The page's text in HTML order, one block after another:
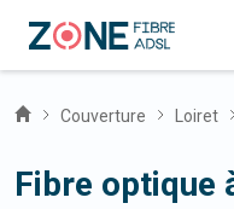
Couverture Loiret
Fibre optique